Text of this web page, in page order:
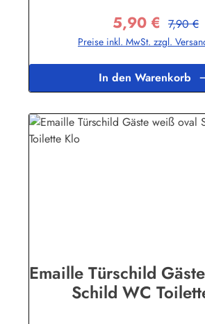
enthalten sind, dürfen nur lose angezogen
die Lackierung abplatzen kann-Die
auch nach Wunsch gefertigt
Binikowski e.K.Meddenwarf
Verkaufspreis:
5,90 € 7,90 €
Preise inkl. MwSt. zzgl.
In den Warenkorb
Emaille Türschild
Schild WC